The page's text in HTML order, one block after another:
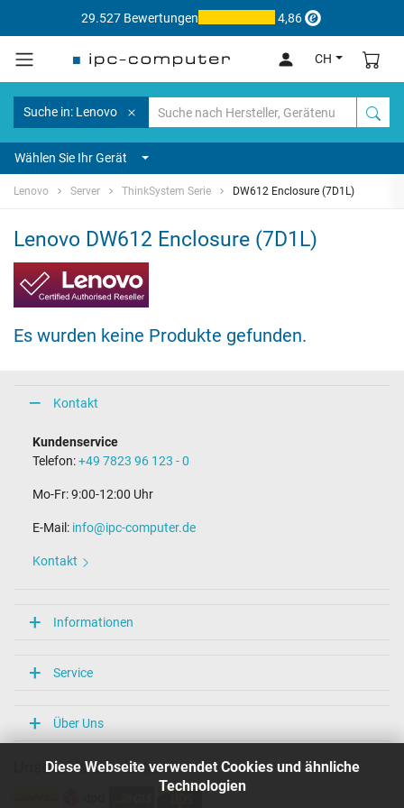
Diese Webseite verwendet Cookies und ähnliche
Technologien
29.527 Bewertungen 4,86
CH
Suche in: Lenovo
Wählen Sie Ihr Gerät
Lenovo Server ThinkSystem Serie DW612 Enclosure (7D1L)
Lenovo DW612 Enclosure (7D1L)
Es wurden keine Produkte gefunden.
Kontakt
Kundenservice
Telefon:+49 7823 96 123 - 0
Mo-Fr: 9:00-12:00 Uhr
E-Mail: info@ipc-computer.de
Kontakt
Informationen
Service
Über Uns
Unsere Versandarten